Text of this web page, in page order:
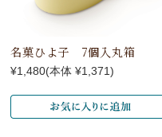
名菓ひよ子 7個入丸箱
¥1,480(本体 ¥1,371)